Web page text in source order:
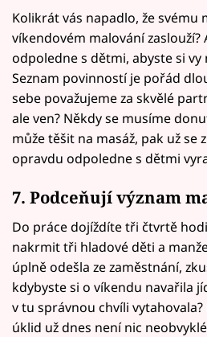
Kolikrát vás napadlo, že
víkendovém malování
odpoledne s dětmi, abyste si
Seznam povinností je pořád
sebe považujeme za skvělé
ale ven? Někdy se musíme
může těšit na masáž, pak už
opravdu odpoledne s dětmi
7. Podceňují význam
Do práce dojíždíte tři čtvrtě
nakrmit tři hladové děti a
úplně odešla ze zaměstnání,
kdybyste si o víkendu navařila
v tu správnou chvíli
úklid už dnes není nic